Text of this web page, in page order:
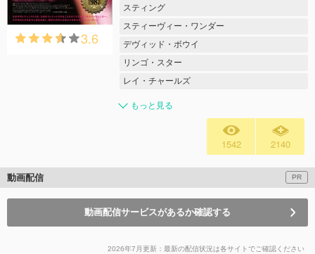
3.6
スティング
スティーヴィー・ワンダー
デヴィッド・ボウイ
リンゴ・スター
レイ・チャールズ
もっと見る
1542 2140
動画配信 PR
動画配信サービスがあるか確認する
2026年7月更新：最新の配信状況は各サイトでご確認ください